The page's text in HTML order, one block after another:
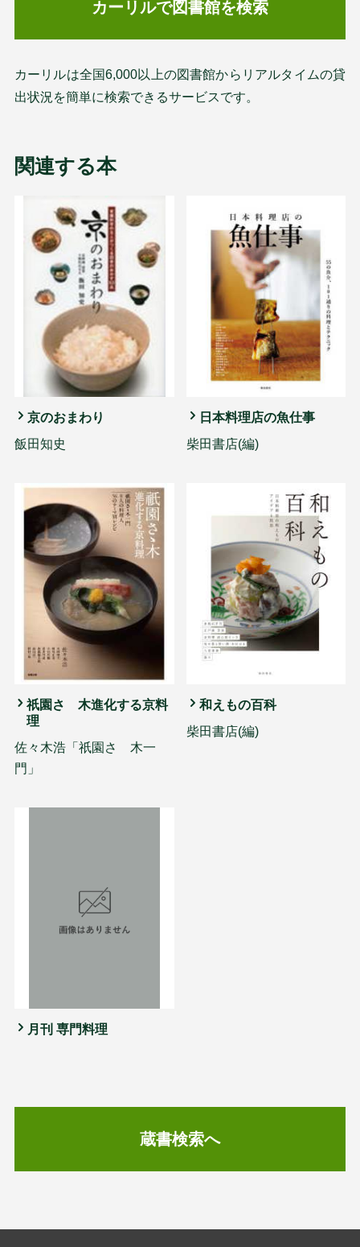
カーリルで図書館を検索
カーリルは全国6,000以上の図書館からリアルタイムの貸
出状況を簡単に検索できるサービスです。
関連する本
京のおまわり
飯田知史
日本料理店の魚仕事
柴田書店(編)
祇園さゝ木進化する京料
理
佐々木浩「祇園さゝ木一
門」
和えもの百科
柴田書店(編)
月刊 専門料理
蔵書検索へ